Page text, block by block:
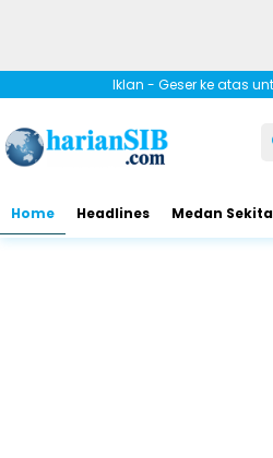
Iklan - Geser ke atas
Home Headlines Medan